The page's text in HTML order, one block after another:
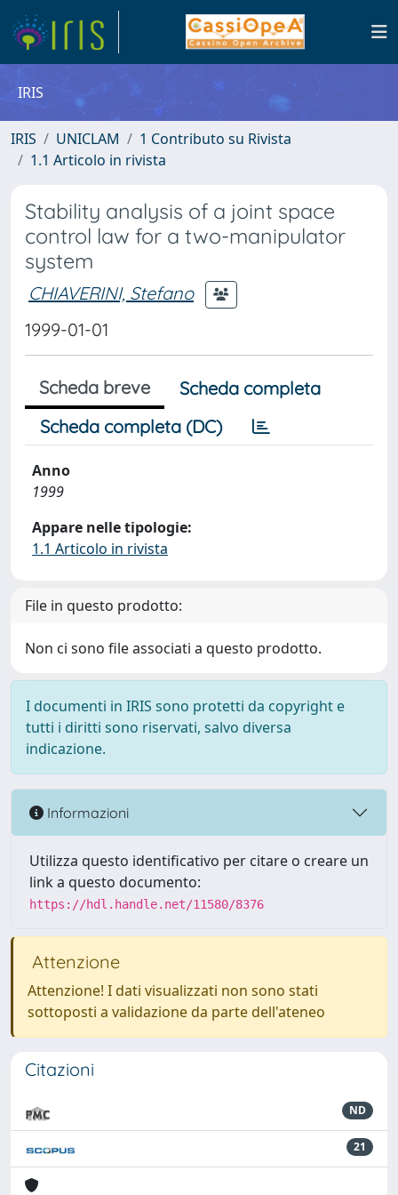
IRIS
IRIS UNICLAM
1 Contributo su Rivista
1.1 Articolo in rivista
Stability analysis of a joint space
control law for a two-manipulator
system
CHIAVERINI, Stefano
1999-01-01
Scheda breve
Scheda completa
Scheda completa (DC)
Anno
1999
Appare nelle tipologie:
1.1 Articolo in rivista
File in questo prodotto:
Non ci sono file associati a questo prodotto.
I documenti in IRIS sono protetti da copyright e
tutti i diritti sono riservati, salvo diversa
indicazione.
Informazioni
Utilizza questo identificativo per citare o creare un
link a questo documento:
https://hdl.handle.net/11580/8376
Attenzione
Attenzione! I dati visualizzati non sono stati
sottoposti a validazione da parte dell'ateneo
Citazioni
ND
21